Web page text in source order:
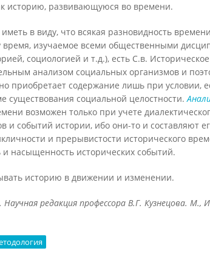
историю, развивающуюся во времени.
в виду, что всякая разновидность
время, изучаемое всеми общественными
социологией и т.д.), есть С.в.
анализом социальных организмов и
приобретает содержание лишь при условии,
существования социальной целостности.
возможен только при учете
и событий истории, ибо они-то и составляют
и прерывистости исторического
и насыщенность исторических событий.
историю в движении и изменении.
редакция профессора В.Г. Кузнецова. М.,